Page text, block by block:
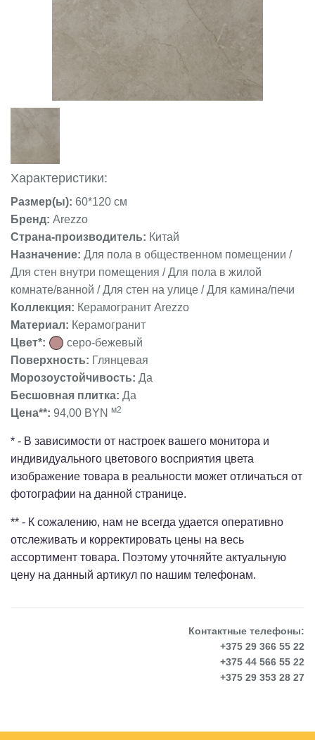
Характеристики:
Размер(ы): 60*120 см
Бренд: Arezzo
Страна-производитель: Китай
Назначение: Для пола в общественном помещении /
Для стен внутри помещения / Для пола в жилой
комнате/ванной / Для стен на улице / Для камина/печи
Коллекция: Керамогранит Arezzo
Материал: Керамогранит
Цвет*:
серо-бежевый
Поверхность: Глянцевая
Морозоустойчивость: Да
Бесшовная плитка: Да
Цена**: 94,00 BYN м2
* - В зависимости от настроек вашего монитора и
индивидуального цветового восприятия цвета
изображение товара в реальности может отличаться от
фотографии на данной странице.
** - К сожалению, нам не всегда удается оперативно
отслеживать и корректировать цены на весь
ассортимент товара. Поэтому уточняйте актуальную
цену на данный артикул по нашим телефонам.
Контактные телефоны:
+375 29 366 55 22
+375 44 566 55 22
+375 29 353 28 27